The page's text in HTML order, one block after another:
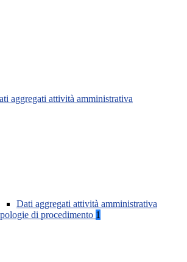
aggregati attività amministrativa
Dati aggregati attività amministrativa
di procedimento 1